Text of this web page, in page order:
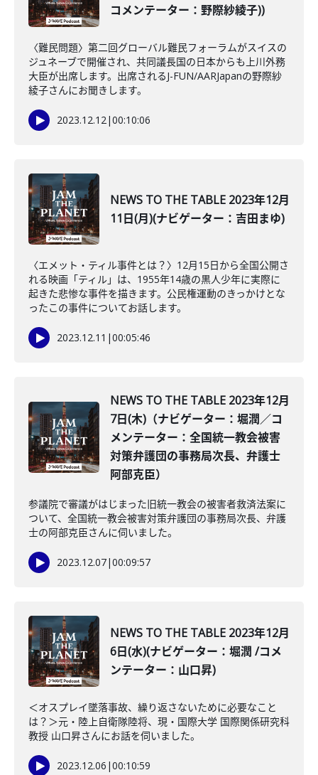
コメンテーター：野際紗綾子))
〈難民問題〉第二回グローバル難民フォーラムがスイスの
ジュネーブで開催され、共同議長国の日本からも上川外務
大臣が出席します。出席されるJ-FUN/AARJapanの野際紗
綾子さんにお聞きします。
2023.12.12|00:10:06
NEWS TO THE TABLE 2023年12月
11日(月)(ナビゲーター：吉田まゆ)
〈エメット・ティル事件とは？〉12月15日から全国公開さ
れる映画「ティル」は、1955年14歳の黒人少年に実際に
起きた悲惨な事件を描きます。公民権運動のきっかけとな
ったこの事件についてお話します。
2023.12.11 |00:05:46
NEWS TO THE TABLE 2023年12月
7日(木)（ナビゲーター：堀潤／コ
メンテーター：全国統一教会被害
対策弁護団の事務局次長、弁護士
阿部克臣）
参議院で審議がはじまった旧統一教会の被害者救済法案に
ついて、全国統一教会被害対策弁護団の事務局次長、弁護
士の阿部克臣さんに伺いました。
2023.12.07|00:09:57
NEWS TO THE TABLE 2023年12月
6日(水)(ナビゲーター：堀潤 /コメ
ンテーター：山口昇)
＜オスプレイ墜落事故、繰り返さないために必要なこと
は？＞元・陸上自衛隊陸将、現・国際大学 国際関係研究科
教授 山口昇さんにお話を伺いました。
2023.12.06 |00:10:59